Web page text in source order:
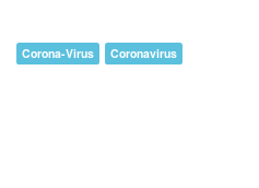
Corona-Virus Coronavirus